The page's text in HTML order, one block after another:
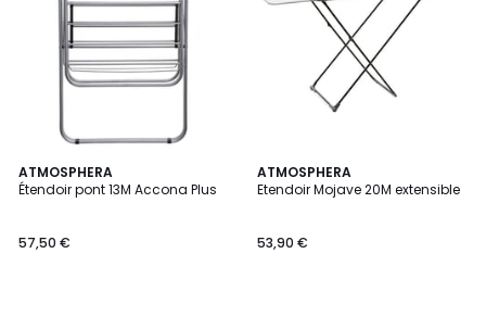
ATMOSPHERA
Étendoir pont 13M Accona Plus
57,50 €
ATMOSPHERA
Etendoir Mojave 20M extensible
53,90 €